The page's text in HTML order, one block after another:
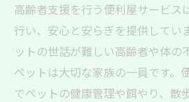
高齢者支援を行う便利屋サービス
行い、安心と安らぎを提供してい
ットの世話が難しい高齢者や体の
ペットは大切な家族の一員です。
でペットの健康管理や餌やり、散